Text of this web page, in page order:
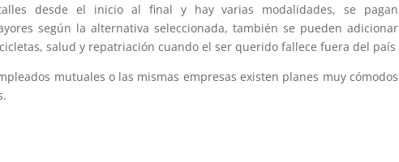
desde el inicio al final y hay varias modalidades, se pagan
según la alternativa seleccionada, también se pueden adicionar
salud y repatriación cuando el ser querido fallece fuera del país
mutuales o las mismas empresas existen planes muy cómodos